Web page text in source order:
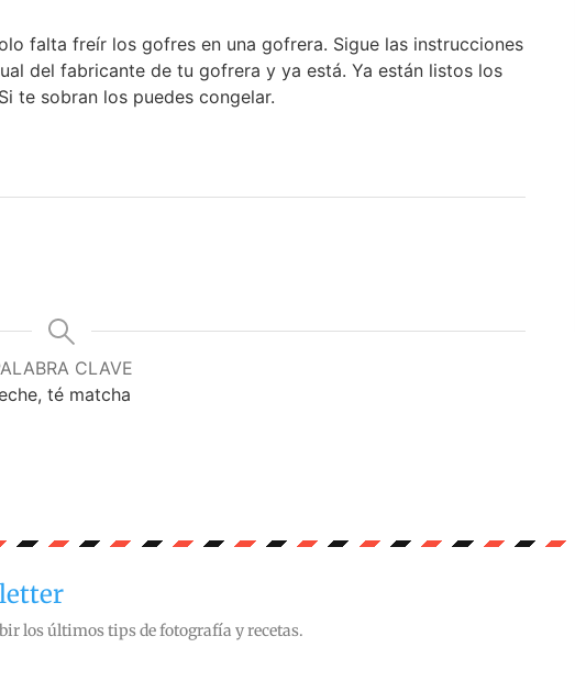
falta freír los gofres en una gofrera. Sigue las instrucciones
del fabricante de tu gofrera y ya está. Ya están listos los
te sobran los puedes congelar.
CLAVE
té matcha
los últimos tips de fotografía y recetas.